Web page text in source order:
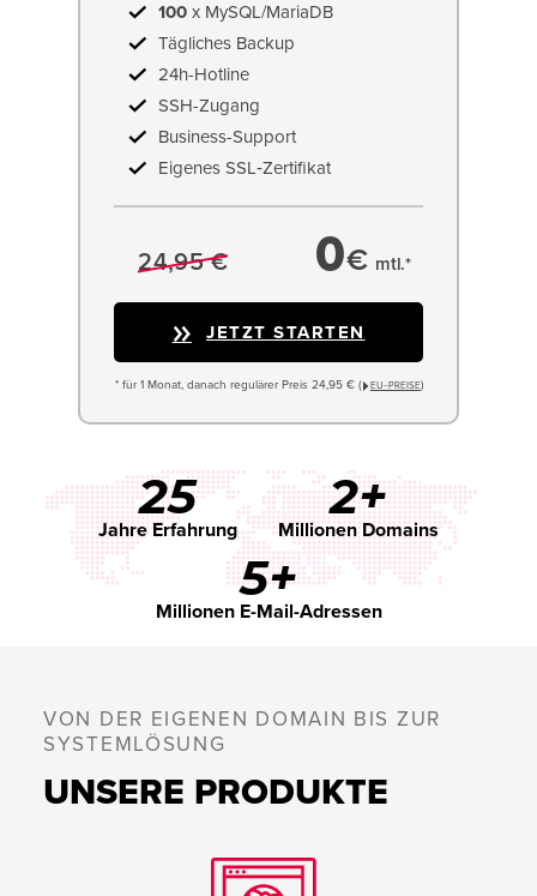
100 x MySQL/MariaDB
Tägliches Backup
24h-Hotline
SSH-Zugang
Business-Support
Eigenes SSL‑Zertifikat
24,95 € 0€ mtl.*
JETZT STARTEN
* für 1 Monat, danach regulärer Preis 24,95 € ( EU−PREISE)
25
Jahre Erfahrung
2+
Millionen Domains
5+
Millionen E-Mail-Adressen
VON DER EIGENEN DOMAIN BIS ZUR
SYSTEMLÖSUNG
UNSERE PRODUKTE